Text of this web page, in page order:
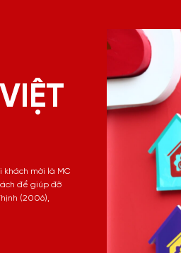
khách mời là MC
để giúp đỡ
(2006),